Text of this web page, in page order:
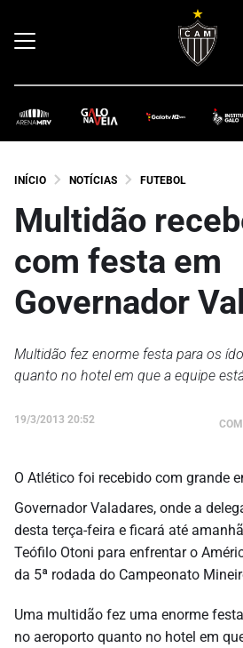
INÍCIO NOTÍCIAS FUTEBOL
Multidão
com festa em
Governador
Multidão fez enorme festa para os
quanto no hotel em que a equipe
19/3/2013 20:52
O Atlético foi recebido com grande
Governador Valadares, onde a
desta terça-feira e ficará até
Teófilo Otoni para enfrentar o
da 5ª rodada do Campeonato
Uma multidão fez uma enorme
no aeroporto quanto no hotel em